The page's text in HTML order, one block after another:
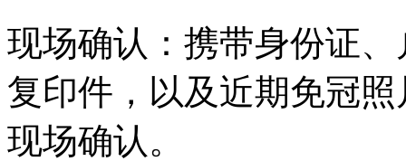
现场确认：携带身份证
复印件，以及近期免冠
现场确认。